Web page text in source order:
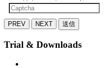
PREV NEXT 送信
Trial & Downloads